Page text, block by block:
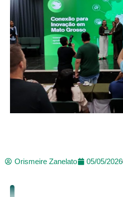
Orismeire Zanelato 05/05/2026